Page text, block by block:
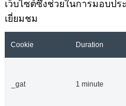
เว็บไซต์ซึ่งช่วยในการมอบป
เยี่ยมชม
Cookie Duration
_gat 1 minute